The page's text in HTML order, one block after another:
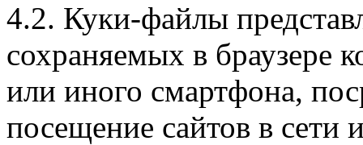
4.2. Куки-файлы
сохраняемых в браузере
или иного смартфона,
посещение сайтов в сети